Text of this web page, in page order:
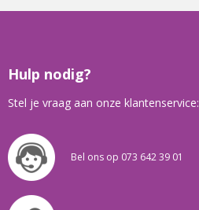
Hulp nodig?
Stel je vraag aan onze klantenservice:
Bel ons op 073 642 39 01